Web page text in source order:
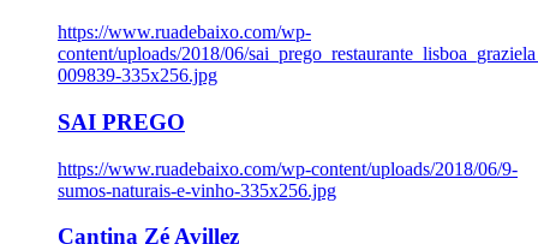
https://www.ruadebaixo.com/wp-
content/uploads/2018/06/
009839-335x256.jpg
SAI PREGO
https://www.ruadebaixo.com/wp-content/uploads/2018/06/9-
sumos-naturais-e-vinho-335x256.jpg
Cantina Zé Avillez